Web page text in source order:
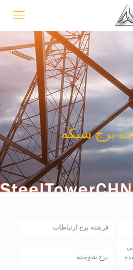
برج شبکه
فرشته برج ارتباطات
برج شومینه